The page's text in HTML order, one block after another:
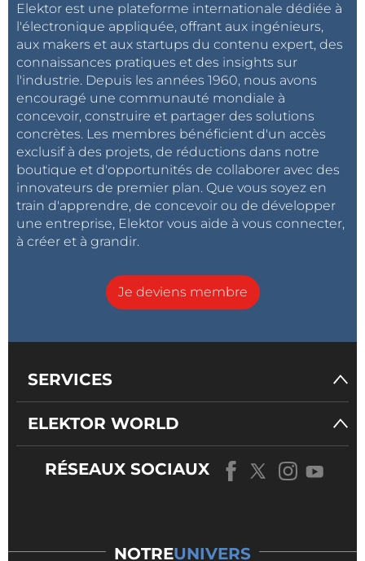
Elektor est une plateforme internationale dédiée à
l'électronique appliquée, offrant aux ingénieurs,
aux makers et aux startups du contenu expert, des
connaissances pratiques et des insights sur
l'industrie. Depuis les années 1960, nous avons
encouragé une communauté mondiale à
concevoir, construire et partager des solutions
concrètes. Les membres bénéficient d'un accès
exclusif à des projets, de réductions dans notre
boutique et d'opportunités de collaborer avec des
innovateurs de premier plan. Que vous soyez en
train d'apprendre, de concevoir ou de développer
une entreprise, Elektor vous aide à vous connecter,
à créer et à grandir.
Je deviens membre
SERVICES
ELEKTOR WORLD
RÉSEAUX SOCIAUX
NOTREUNIVERS